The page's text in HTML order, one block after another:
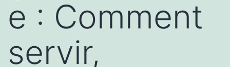
e : Comment
servir,